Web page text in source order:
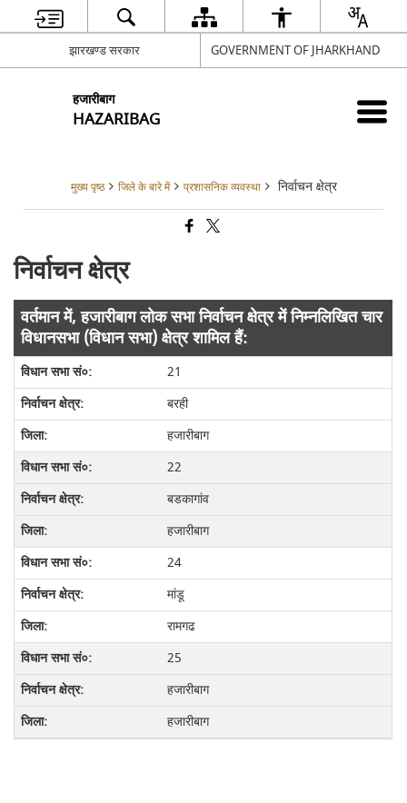
झारखण्ड सरकार GOVERNMENT OF JHARKHAND
हजारीबाग
HAZARIBAG
मुख्य पृष्ठ जिले के बारे में प्रशासनिक व्यवस्था निर्वाचन क्षेत्र
निर्वाचन क्षेत्र
वर्तमान में, हजारीबाग लोक सभा निर्वाचन क्षेत्र में निम्नलिखित चार
विधानसभा (विधान सभा) क्षेत्र शामिल हैं:
21
बरही
हजारीबाग
22
बडकागांव
हजारीबाग
24
मांडू
रामगढ
25
हजारीबाग
हजारीबाग